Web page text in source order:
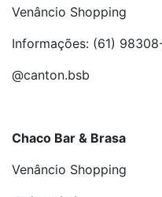
Venâncio Shopping
Informações: (61)
@canton.bsb
Chaco Bar & Brasa
Venâncio Shopping